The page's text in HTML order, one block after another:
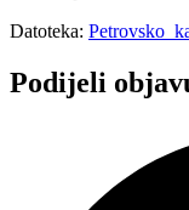
Datoteka:
Podijeli